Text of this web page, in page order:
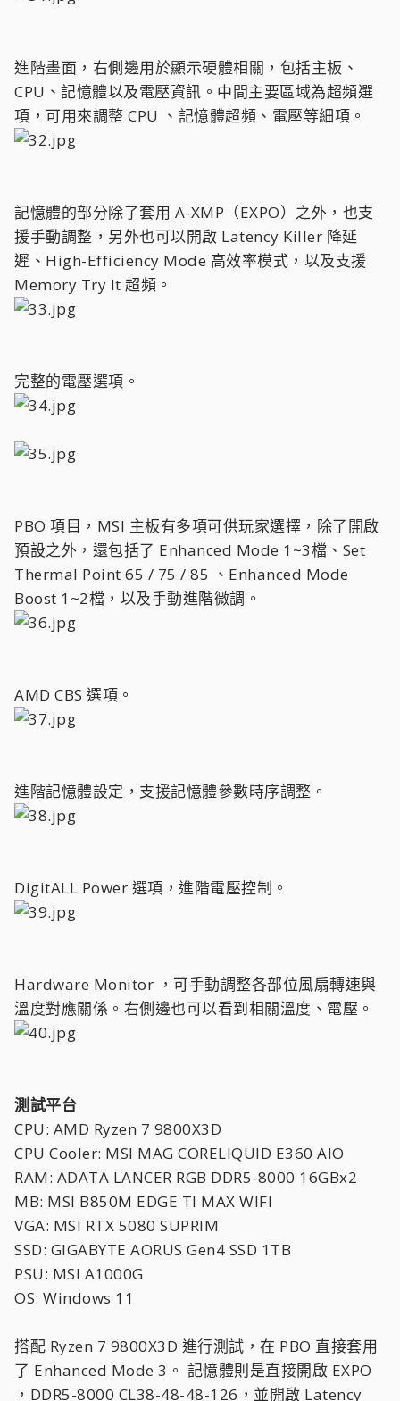
進階畫面，右側邊用於顯示硬體相關，包括主板、
CPU、記憶體以及電壓資訊。中間主要區域為超頻選
項，可用來調整 CPU 、記憶體超頻、電壓等細項。
記憶體的部分除了套用 A-XMP（EXPO）之外，也支
援手動調整，另外也可以開啟 Latency Killer 降延
遲、High-Efficiency Mode 高效率模式，以及支援
Memory Try It 超頻。
完整的電壓選項。
PBO 項目，MSI 主板有多項可供玩家選擇，除了開啟
預設之外，還包括了 Enhanced Mode 1~3檔、Set
Thermal Point 65 / 75 / 85 、Enhanced Mode
Boost 1~2檔，以及手動進階微調。
AMD CBS 選項。
進階記憶體設定，支援記憶體參數時序調整。
DigitALL Power 選項，進階電壓控制。
Hardware Monitor ，可手動調整各部位風扇轉速與
溫度對應關係。右側邊也可以看到相關溫度、電壓。
測試平台
CPU: AMD Ryzen 7 9800X3D
CPU Cooler: MSI MAG CORELIQUID E360 AIO
RAM: ADATA LANCER RGB DDR5-8000 16GBx2
MB: MSI B850M EDGE TI MAX WIFI
VGA: MSI RTX 5080 SUPRIM
SSD: GIGABYTE AORUS Gen4 SSD 1TB
PSU: MSI A1000G
OS: Windows 11
搭配 Ryzen 7 9800X3D 進行測試，在 PBO 直接套用
了 Enhanced Mode 3。 記憶體則是直接開啟 EXPO
，DDR5-8000 CL38-48-48-126，並開啟 Latency